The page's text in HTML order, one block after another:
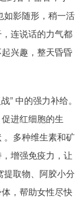
如影随形，稍一活
连说话的力气都
兴趣，整天昏昏
” 中的强力补给。
进红细胞的生
。多种维生素和矿
增强免疫力，让
提取物、阿胶小分
，帮助女性尽快